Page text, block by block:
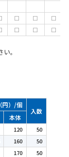
□ □
□
□ □ □
。
円）/個
入数
本体
120
50
160
50
170
50